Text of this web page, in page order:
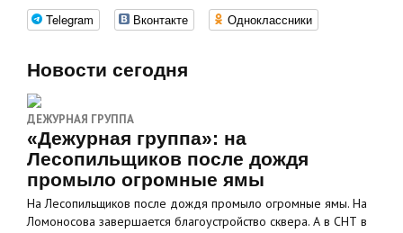
Telegram Вконтакте Одноклассники
Новости сегодня
ДЕЖУРНАЯ ГРУППА
«Дежурная группа»: на
Лесопильщиков после дождя
промыло огромные ямы
На Лесопильщиков после дождя промыло огромные ямы. На
Ломоносова завершается благоустройство сквера. А в СНТ в